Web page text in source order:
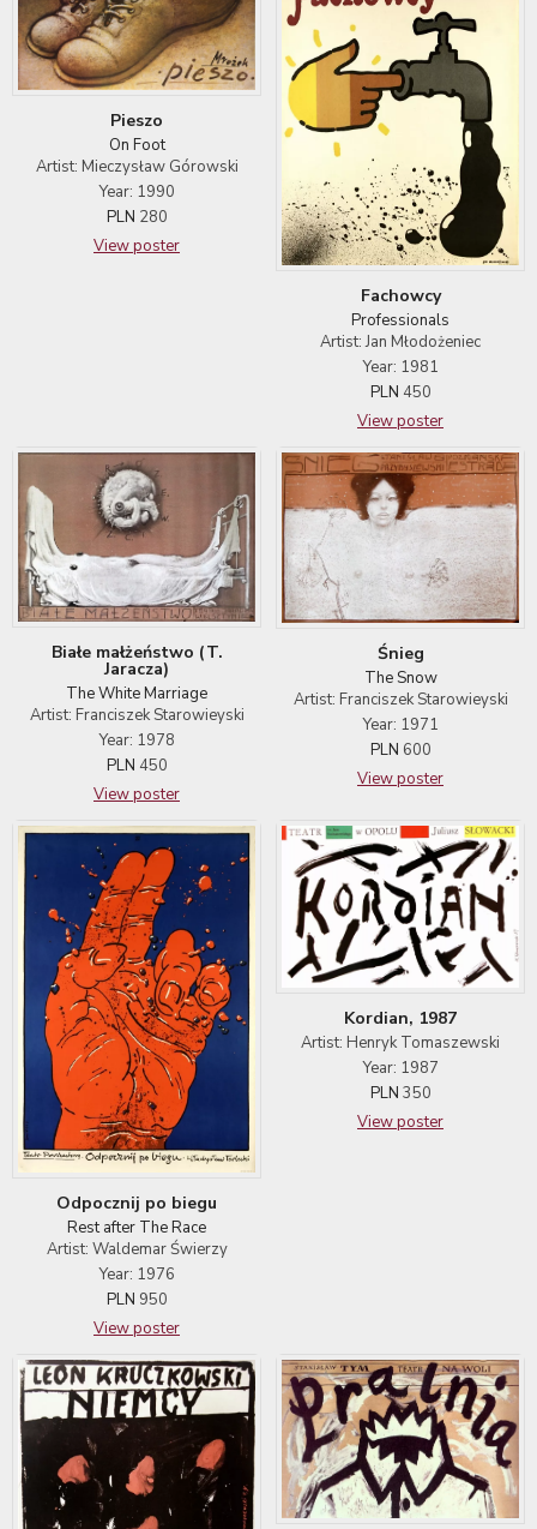
Pieszo
On Foot
Artist: Mieczysław Górowski
Year: 1990
PLN 280
View poster
Fachowcy
Professionals
Artist: Jan Młodożeniec
Year: 1981
PLN 450
View poster
Białe małżeństwo (T.
Jaracza)
The White Marriage
Artist: Franciszek Starowieyski
Year: 1978
PLN 450
View poster
Śnieg
The Snow
Artist: Franciszek Starowieyski
Year: 1971
PLN 600
View poster
Odpocznij po biegu
Rest after The Race
Artist: Waldemar Świerzy
Year: 1976
PLN 950
View poster
Kordian, 1987
Artist: Henryk Tomaszewski
Year: 1987
PLN 350
View poster